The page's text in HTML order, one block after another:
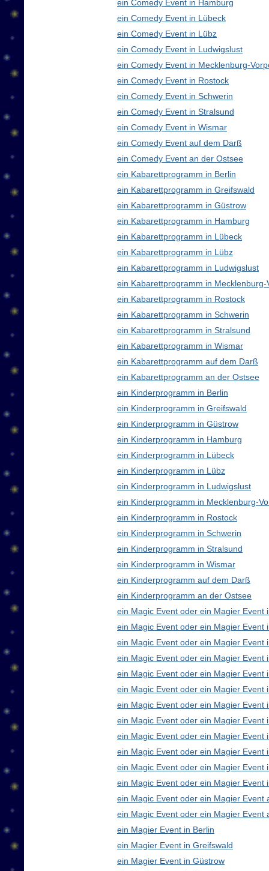
ein Comedy Event in Hamburg
ein Comedy Event in Lübeck
ein Comedy Event in Lübz
ein Comedy Event in Ludwigslust
ein Comedy Event in Mecklenburg-
ein Comedy Event in Rostock
ein Comedy Event in Schwerin
ein Comedy Event in Stralsund
ein Comedy Event in Wismar
ein Comedy Event auf dem Darß
ein Comedy Event an der Ostsee
ein Kabarettprogramm in Berlin
ein Kabarettprogramm in Greifswald
ein Kabarettprogramm in Güstrow
ein Kabarettprogramm in Hamburg
ein Kabarettprogramm in Lübeck
ein Kabarettprogramm in Lübz
ein Kabarettprogramm in Ludwigslust
ein Kabarettprogramm in
ein Kabarettprogramm in Rostock
ein Kabarettprogramm in Schwerin
ein Kabarettprogramm in Stralsund
ein Kabarettprogramm in Wismar
ein Kabarettprogramm auf dem Darß
ein Kabarettprogramm an der Ostsee
ein Kinderprogramm in Berlin
ein Kinderprogramm in Greifswald
ein Kinderprogramm in Güstrow
ein Kinderprogramm in Hamburg
ein Kinderprogramm in Lübeck
ein Kinderprogramm in Lübz
ein Kinderprogramm in Ludwigslust
ein Kinderprogramm in Mecklenburg-
ein Kinderprogramm in Rostock
ein Kinderprogramm in Schwerin
ein Kinderprogramm in Stralsund
ein Kinderprogramm in Wismar
ein Kinderprogramm auf dem Darß
ein Kinderprogramm an der Ostsee
ein Magic Event oder ein Magier Event
ein Magic Event oder ein Magier Event
ein Magic Event oder ein Magier Event
ein Magic Event oder ein Magier Event
ein Magic Event oder ein Magier Event
ein Magic Event oder ein Magier Event
ein Magic Event oder ein Magier Event
ein Magic Event oder ein Magier Event
ein Magic Event oder ein Magier Event
ein Magic Event oder ein Magier Event
ein Magic Event oder ein Magier Event
ein Magic Event oder ein Magier Event
ein Magic Event oder ein Magier Event
ein Magic Event oder ein Magier Event
ein Magier Event in Berlin
ein Magier Event in Greifswald
ein Magier Event in Güstrow